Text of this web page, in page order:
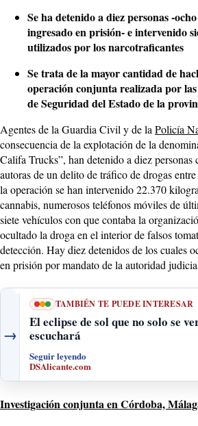
Se ha detenido a diez personas -
ingresado en prisión- e intervenido
utilizados por los narcotraficantes
Se trata de la mayor cantidad de
operación conjunta realizada por
de Seguridad del Estado de la
Agentes de la Guardia Civil y de laPolicía
consecuencia de la explotación de la
Califa Trucks”, han detenido a diez personas
autoras de un delito de tráfico de drogas
la operación se han intervenido 22.370
cannabis, numerosos teléfonos móviles de
siete vehículos con que contaba la
ocultado la droga en el interior de falsos
detección. Hay diez detenidos de los cuales
en prisión por mandato de la autoridad
→
TAMBIÉN TE PUEDE INTERESAR
El eclipse de sol que no solo se
escuchará
Seguir leyendo
DSAlicante.com
Investigación conjunta en Córdoba,